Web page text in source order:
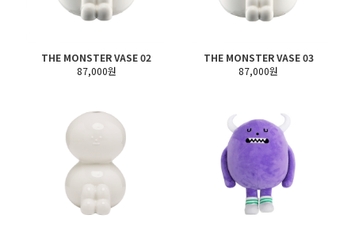
THE MONSTER VASE 02
87,000원
THE MONSTER VASE 03
87,000원